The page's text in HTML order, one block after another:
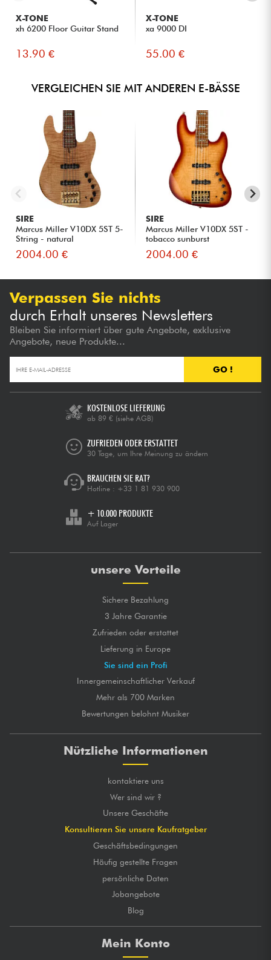
X-TONE
xh 6200 Floor Guitar Stand
13.90 €
X-TONE
xa 9000 DI
55.00 €
VERGLEICHEN SIE MIT ANDEREN E-BÄSSE
SIRE
Marcus Miller V10DX 5ST 5-
String - natural
2004.00 €
SIRE
Marcus Miller V10DX 5ST -
tobacco sunburst
2004.00 €
Verpassen Sie nichts
durch Erhalt unseres Newsletters
Bleiben Sie informiert über gute Angebote, exklusive
Angebote, neue Produkte...
GO !
KOSTENLOSE LIEFERUNG
ab 89 € (siehe AGB)
ZUFRIEDEN ODER ERSTATTET
30 Tage, um Ihre Meinung zu ändern
BRAUCHEN SIE RAT?
Hotline : +33 1 81 930 900
+ 10.000 PRODUKTE
Auf Lager
unsere Vorteile
Sichere Bezahlung
3 Jahre Garantie
Zufrieden oder erstattet
Lieferung in Europe
Sie sind ein Profi
Innergemeinschaftlicher Verkauf
Mehr als 700 Marken
Bewertungen belohnt Musiker
Nützliche Informationen
kontaktiere uns
Wer sind wir ?
Unsere Geschäfte
Konsultieren Sie unsere Kaufratgeber
Geschäftsbedingungen
Häufig gestellte Fragen
persönliche Daten
Jobangebote
Blog
Mein Konto